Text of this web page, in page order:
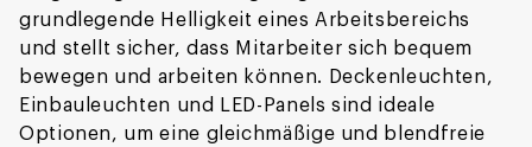
grundlegende Helligkeit eines Arbeitsbereichs
und stellt sicher, dass Mitarbeiter sich bequem
bewegen und arbeiten können. Deckenleuchten,
Einbauleuchten und LED-Panels sind ideale
Optionen, um eine gleichmäßige und blendfreie